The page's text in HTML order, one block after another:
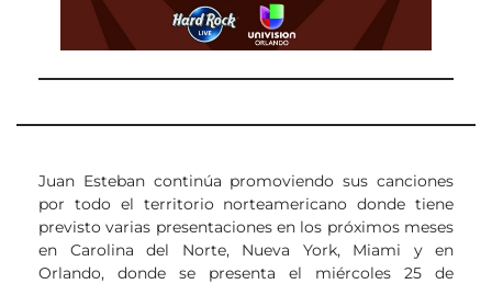
Juan Esteban continúa promoviendo sus canciones
por todo el territorio norteamericano donde tiene
previsto varias presentaciones en los próximos meses
en Carolina del Norte, Nueva York, Miami y en
Orlando, donde se presenta el miércoles 25 de